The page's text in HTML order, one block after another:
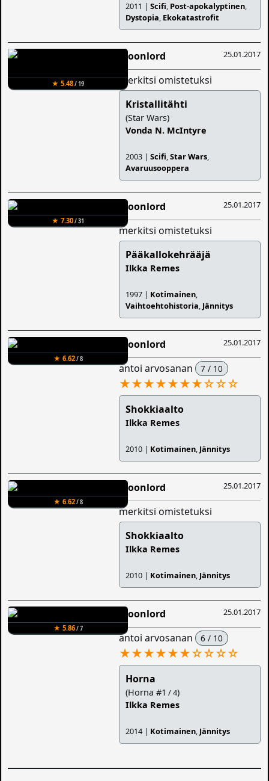
2011 |Scifi, Post-apokalyptinen,
Dystopia, Ekokatastrofit
★ 5.48/ 19
25.01.2017
Moonlord
merkitsi omistetuksi
Kristallitähti
(Star Wars)
Vonda N. McIntyre
2003 |Scifi,Star Wars,
Avaruusooppera
★ 7.30/ 31
25.01.2017
Moonlord
merkitsi omistetuksi
Pääkallokehrääjä
Ilkka Remes
1997 | Kotimainen,
Vaihtoehtohistoria, Jännitys
★ 6.62/ 8
25.01.2017
Moonlord
antoi arvosanan 7 / 10
★★★★★★★☆☆☆
Shokkiaalto
Ilkka Remes
2010 | Kotimainen, Jännitys
★ 6.62/ 8
25.01.2017
Moonlord
merkitsi omistetuksi
Shokkiaalto
Ilkka Remes
2010 | Kotimainen, Jännitys
★ 5.86/ 7
25.01.2017
Moonlord
antoi arvosanan 6 / 10
★★★★★★☆☆☆☆
Horna
(Horna #1 / 4)
Ilkka Remes
2014 | Kotimainen, Jännitys